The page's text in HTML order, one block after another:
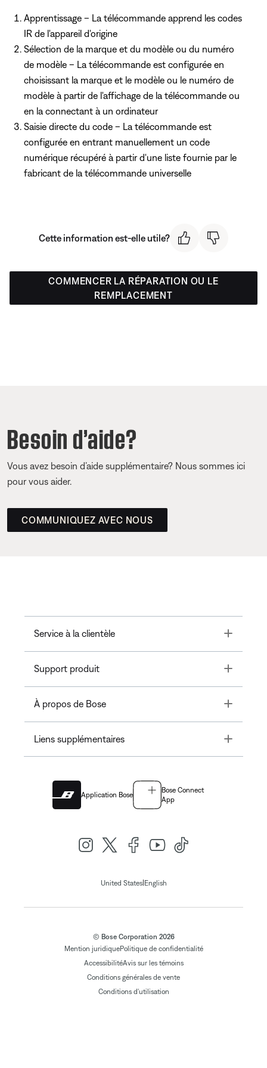
Apprentissage – La télécommande apprend les codes
IR de l'appareil d'origine
Sélection de la marque et du modèle ou du numéro
de modèle – La télécommande est configurée en
choisissant la marque et le modèle ou le numéro de
modèle à partir de l'affichage de la télécommande ou
en la connectant à un ordinateur
Saisie directe du code – La télécommande est
configurée en entrant manuellement un code
numérique récupéré à partir d'une liste fournie par le
fabricant de la télécommande universelle
Cette information est-elle utile?
COMMENCER LA RÉPARATION OU LE
REMPLACEMENT
Besoin d’aide?
Vous avez besoin d’aide supplémentaire? Nous sommes ici
pour vous aider.
COMMUNIQUEZ AVEC NOUS
Service à la clientèle Toggle
Support produit Toggle
À propos de Bose Toggle
Liens supplémentaires Toggle
Application Bose
Bose Connect
App
United States| English
© Bose Corporation 2026
Mention juridiquePolitique de confidentialité
AccessibilitéAvis sur les témoins
Conditions générales de vente
Conditions d'utilisation